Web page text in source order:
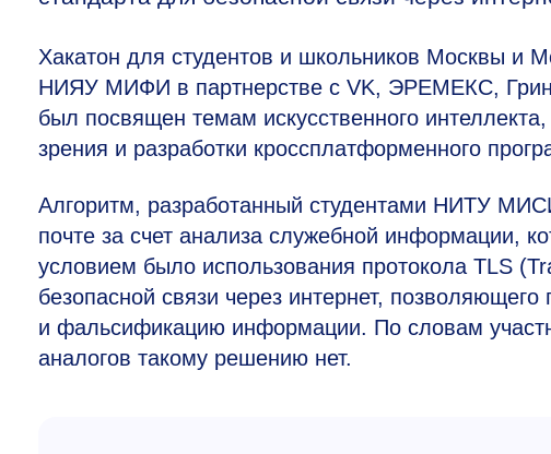
Хакатон для студентов и школьников Москвы и
НИЯУ МИФИ в партнерстве с VK, ЭРЕМЕКС,
был посвящен темам искусственного
зрения и разработки кроссплатформенного
Алгоритм, разработанный студентами НИТУ
почте за счет анализа служебной информации,
условием было использования протокола TLS
безопасной связи через интернет,
и фальсификацию информации. По словам
аналогов такому решению нет.